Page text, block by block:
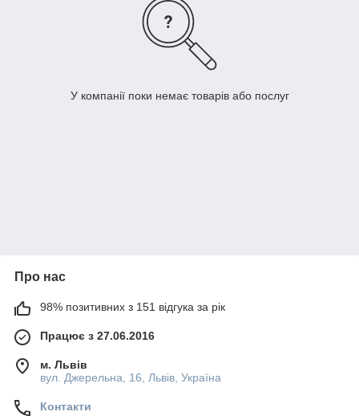
У компанії поки немає товарів або послуг
Про нас
98% позитивних з 151 відгука за рік
Працює з 27.06.2016
м. Львів
вул. Джерельна, 16, Львів, Україна
Контакти